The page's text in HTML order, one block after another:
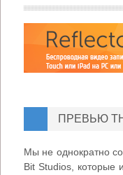
ПРЕВЬЮ
Мы не однократно
Bit Studios, которые